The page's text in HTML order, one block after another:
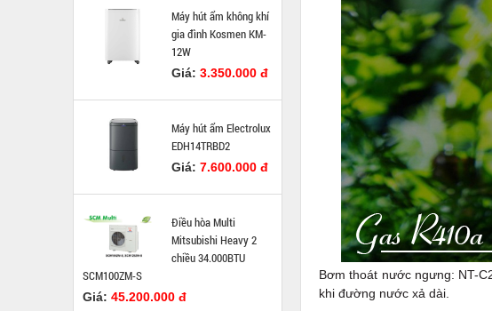
Máy hút ẩm không khí
gia đình Kosmen KM-
12W
Giá: 3.350.000 đ
Máy hút ẩm Electrolux
EDH14TRBD2
Giá: 7.600.000 đ
Điều hòa Multi
Mitsubishi Heavy 2
chiều 34.000BTU
SCM100ZM-S
Giá: 45.200.000 đ
Bơm thoát nước ngưng: NT-
khi đường nước xả dài.